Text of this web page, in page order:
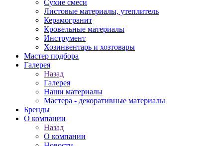
Сухие смеси
Листовые материалы, утеплитель
Керамогранит
Кровельные материалы
Инструмент
Хозинвентарь и хозтовары
Мастер подбора
Галерея
Назад
Галерея
Наши материалы
Мастера - декоративные материалы
Бренды
О компании
Назад
О компании